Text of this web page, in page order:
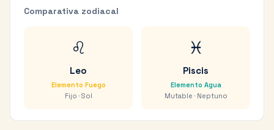
Comparativa zodiacal
♌
Leo
Elemento Fuego
Fijo · Sol
♓
Piscis
Elemento Agua
Mutable · Neptuno